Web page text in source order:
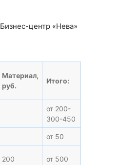
центр «Нева»
Материал,
руб.
Итого:
от 200-
300-450
от 50
200 от 500